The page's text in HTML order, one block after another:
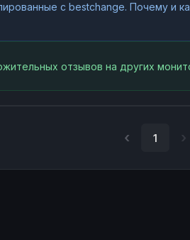
с bestchange. Почему и
отзывов на других
1